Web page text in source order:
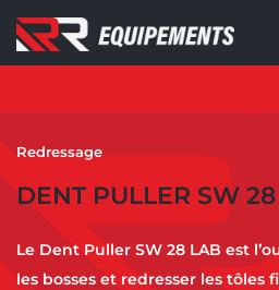
Redressage
DENT PULLER SW 28
Le Dent Puller SW 28 LAB est
les bosses et redresser les tôles